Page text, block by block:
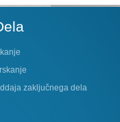
zaključnega dela